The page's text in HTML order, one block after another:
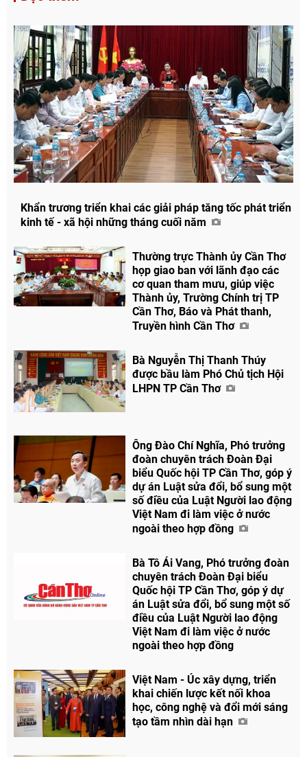
Khẩn trương triển khai các giải pháp tăng tốc phát triển
kinh tế - xã hội những tháng cuối năm
Thường trực Thành ủy Cần Thơ
họp giao ban với lãnh đạo các
cơ quan tham mưu, giúp việc
Thành ủy, Trường Chính trị TP
Cần Thơ, Báo và Phát thanh,
Truyền hình Cần Thơ
Bà Nguyễn Thị Thanh Thúy
được bầu làm Phó Chủ tịch Hội
LHPN TP Cần Thơ
Ông Đào Chí Nghĩa, Phó trưởng
đoàn chuyên trách Đoàn Đại
biểu Quốc hội TP Cần Thơ, góp ý
dự án Luật sửa đổi, bổ sung một
số điều của Luật Người lao động
Việt Nam đi làm việc ở nước
ngoài theo hợp đồng
Bà Tô Ái Vang, Phó trưởng đoàn
chuyên trách Đoàn Đại biểu
Quốc hội TP Cần Thơ, góp ý dự
án Luật sửa đổi, bổ sung một số
điều của Luật Người lao động
Việt Nam đi làm việc ở nước
ngoài theo hợp đồng
Việt Nam - Úc xây dựng, triển
khai chiến lược kết nối khoa
học, công nghệ và đổi mới sáng
tạo tầm nhìn dài hạn